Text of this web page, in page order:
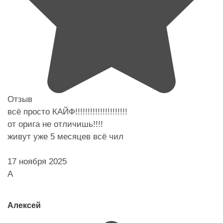
Отзыв
всё просто КАЙФ!!!!!!!!!!!!!!!!!!!!!
от орига не отличишь!!!!
живут уже 5 месяцев всё чил
17 ноября 2025
А
Алексей